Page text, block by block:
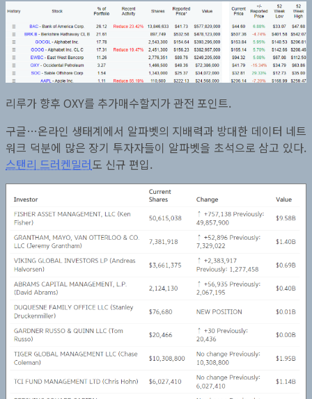
리루가 향후 OXY를 추가매수할지가 관전 포인트.
구글…온라인 생태계에서 알파벳의 지배력과 방대한 데이터 네트
워크 덕분에 많은 장기 투자자들이 알파벳을 초석으로 삼고 있다.
스탠리 드러켄밀러도 신규 편입.